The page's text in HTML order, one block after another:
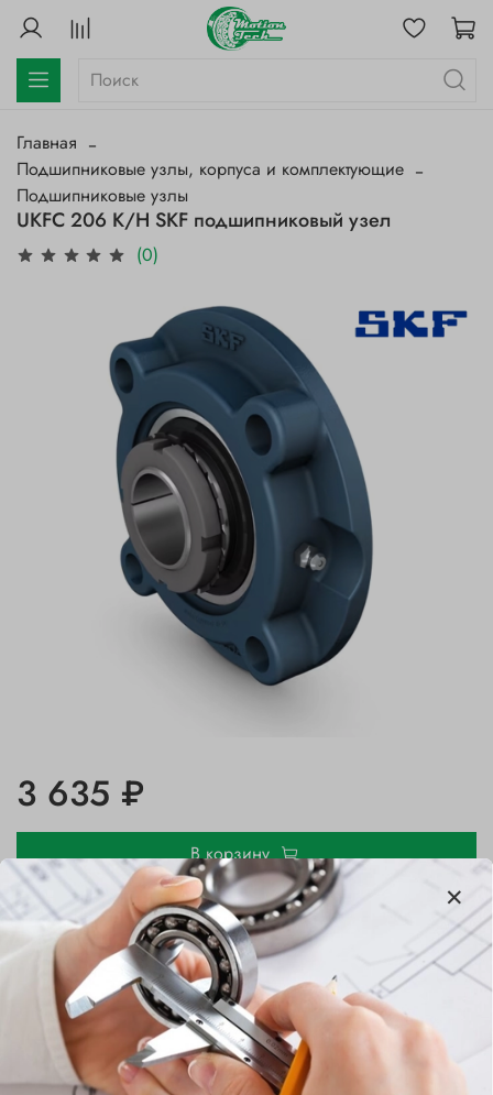
Главная
Подшипниковые узлы, корпуса и комплектующие
Подшипниковые узлы
UKFC 206 K/H SKF подшипниковый узел
(0)
В избранное Добавить в сравнение
3 635 ₽
В корзину
Купить в 1 клик